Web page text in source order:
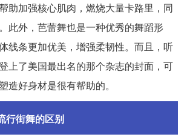
助加强核心肌肉，燃烧大量卡路里，同
此外，芭蕾舞也是一种优秀的舞蹈形
线条更加优美，增强柔韧性。而且，听
上了美国最出名的那个杂志的封面，可
造好身材是很有帮助的。
行街舞的区别